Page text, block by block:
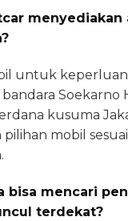
untuk
Soekarno
kusuma
mobil
bisa mencari
terdekat?